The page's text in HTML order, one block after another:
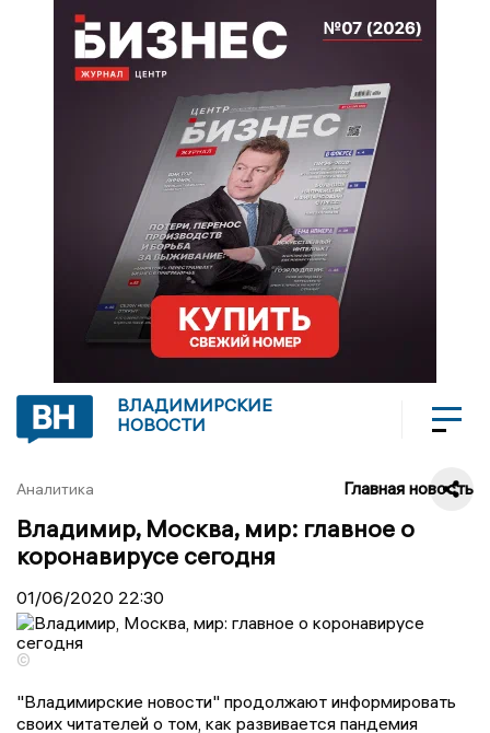
ВЛАДИМИРСКИЕ
НОВОСТИ
Аналитика Главная новость
Владимир, Москва, мир: главное о
коронавирусе сегодня
01/06/2020 22:30
©
"Владимирские новости" продолжают информировать
своих читателей о том, как развивается пандемия